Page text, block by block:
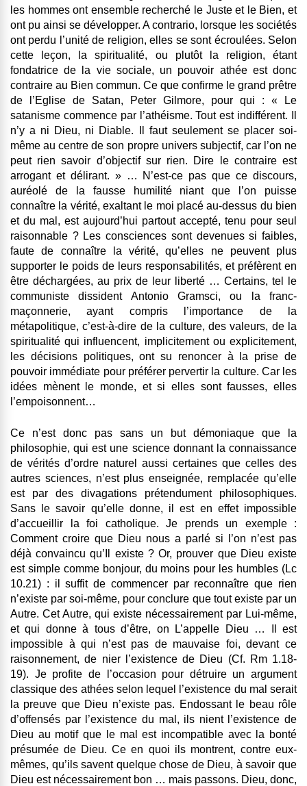
les hommes ont ensemble recherché le Juste et le Bien, et
ont pu ainsi se développer. A contrario, lorsque les sociétés
ont perdu l’unité de religion, elles se sont écroulées. Selon
cette leçon, la spiritualité, ou plutôt la religion, étant
fondatrice de la vie sociale, un pouvoir athée est donc
contraire au Bien commun. Ce que confirme le grand prêtre
de l’Eglise de Satan, Peter Gilmore, pour qui : « Le
satanisme commence par l’athéisme. Tout est indifférent. Il
n’y a ni Dieu, ni Diable. Il faut seulement se placer soi-
même au centre de son propre univers subjectif, car l’on ne
peut rien savoir d’objectif sur rien. Dire le contraire est
arrogant et délirant. » … N’est-ce pas que ce discours,
auréolé de la fausse humilité niant que l’on puisse
connaître la vérité, exaltant le moi placé au-dessus du bien
et du mal, est aujourd’hui partout accepté, tenu pour seul
raisonnable ? Les consciences sont devenues si faibles,
faute de connaître la vérité, qu’elles ne peuvent plus
supporter le poids de leurs responsabilités, et préfèrent en
être déchargées, au prix de leur liberté … Certains, tel le
communiste dissident Antonio Gramsci, ou la franc-
maçonnerie, ayant compris l’importance de la
métapolitique, c’est-à-dire de la culture, des valeurs, de la
spiritualité qui influencent, implicitement ou explicitement,
les décisions politiques, ont su renoncer à la prise de
pouvoir immédiate pour préférer pervertir la culture. Car les
idées mènent le monde, et si elles sont fausses, elles
l’empoisonnent…
Ce n’est donc pas sans un but démoniaque que la
philosophie, qui est une science donnant la connaissance
de vérités d’ordre naturel aussi certaines que celles des
autres sciences, n’est plus enseignée, remplacée qu’elle
est par des divagations prétendument philosophiques.
Sans le savoir qu’elle donne, il est en effet impossible
d’accueillir la foi catholique. Je prends un exemple :
Comment croire que Dieu nous a parlé si l’on n’est pas
déjà convaincu qu’Il existe ? Or, prouver que Dieu existe
est simple comme bonjour, du moins pour les humbles (Lc
10.21) : il suffit de commencer par reconnaître que rien
n’existe par soi-même, pour conclure que tout existe par un
Autre. Cet Autre, qui existe nécessairement par Lui-même,
et qui donne à tous d’être, on L’appelle Dieu … Il est
impossible à qui n’est pas de mauvaise foi, devant ce
raisonnement, de nier l’existence de Dieu (Cf. Rm 1.18-
19). Je profite de l’occasion pour détruire un argument
classique des athées selon lequel l’existence du mal serait
la preuve que Dieu n’existe pas. Endossant le beau rôle
d’offensés par l’existence du mal, ils nient l’existence de
Dieu au motif que le mal est incompatible avec la bonté
présumée de Dieu. Ce en quoi ils montrent, contre eux-
mêmes, qu’ils savent quelque chose de Dieu, à savoir que
Dieu est nécessairement bon … mais passons. Dieu, donc,